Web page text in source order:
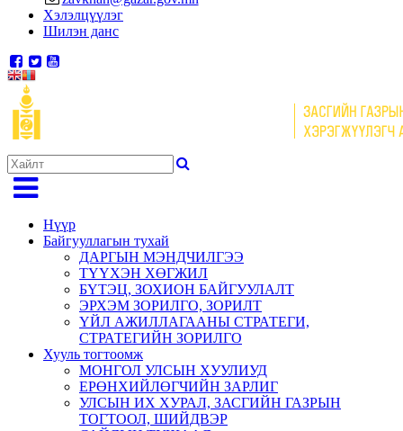
Хэлэлцүүлэг
Шилэн данс
Нүүр
Байгууллагын тухай
ДАРГЫН МЭНДЧИЛГЭЭ
ТҮҮХЭН ХӨГЖИЛ
БҮТЭЦ, ЗОХИОН БАЙГУУЛАЛТ
ЭРХЭМ ЗОРИЛГО, ЗОРИЛТ
ҮЙЛ АЖИЛЛАГААНЫ СТРАТЕГИ,
СТРАТЕГИЙН ЗОРИЛГО
Хууль тогтоомж
МОНГОЛ УЛСЫН ХУУЛИУД
ЕРӨНХИЙЛӨГЧИЙН ЗАРЛИГ
УЛСЫН ИХ ХУРАЛ, ЗАСГИЙН ГАЗРЫН
ТОГТООЛ, ШИЙДВЭР